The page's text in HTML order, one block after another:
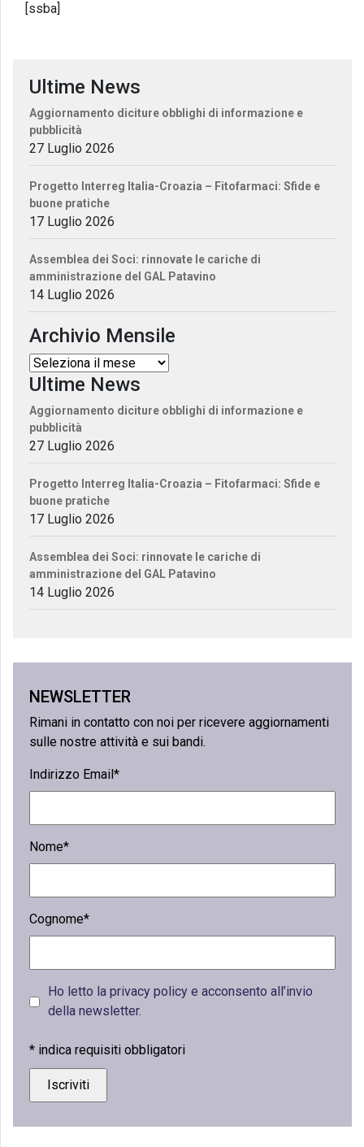
[ssba]
Ultime News
Aggiornamento diciture obblighi di informazione e
pubblicità
27 Luglio 2026
Progetto Interreg Italia-Croazia – Fitofarmaci: Sfide e
buone pratiche
17 Luglio 2026
Assemblea dei Soci: rinnovate le cariche di
amministrazione del GAL Patavino
14 Luglio 2026
Archivio Mensile
Ultime News
Aggiornamento diciture obblighi di informazione e
pubblicità
27 Luglio 2026
Progetto Interreg Italia-Croazia – Fitofarmaci: Sfide e
buone pratiche
17 Luglio 2026
Assemblea dei Soci: rinnovate le cariche di
amministrazione del GAL Patavino
14 Luglio 2026
NEWSLETTER
Rimani in contatto con noi per ricevere aggiornamenti
sulle nostre attività e sui bandi.
Indirizzo Email*
Nome*
Cognome*
Ho letto la privacy policy e acconsento all’invio
della newsletter.
* indica requisiti obbligatori